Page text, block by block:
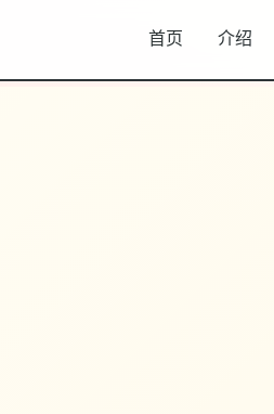
首页 介绍